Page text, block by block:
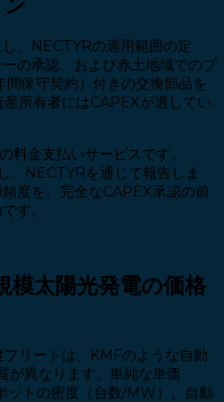
、NECTYRの適用範囲の定
の承認、および赤土地域でのブ
保守契約）付きの交換部品を
所有者にはCAPEXが適してい
料金支払いサービスです。
、NECTYRを通じて報告しま
度を、完全なCAPEX承認の前
す。
太陽光発電の価格
リートは、KMFのような自動
が異なります。単純な単価
ットの密度（台数/MW）、自動